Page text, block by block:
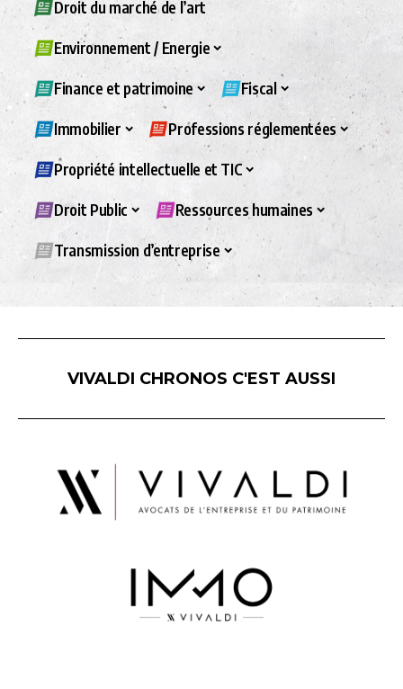
Droit du marché de l’art
Environnement / Energie
Finance et patrimoine Fiscal
Immobilier Professions réglementées
Propriété intellectuelle et TIC
Droit Public Ressources humaines
Transmission d’entreprise
VIVALDI CHRONOS C'EST AUSSI